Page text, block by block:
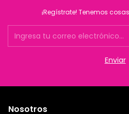
¡Regístrate! Tenemos
Nosotros